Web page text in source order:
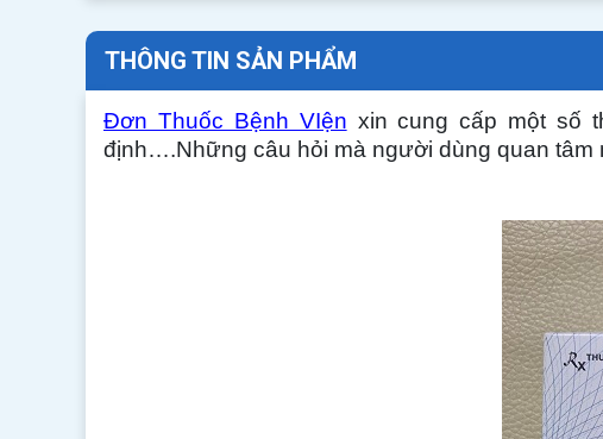
THÔNG TIN SẢN PHẨM
Đơn Thuốc Bệnh VIện xin cung cấp một số
định….Những câu hỏi mà người dùng quan tâm